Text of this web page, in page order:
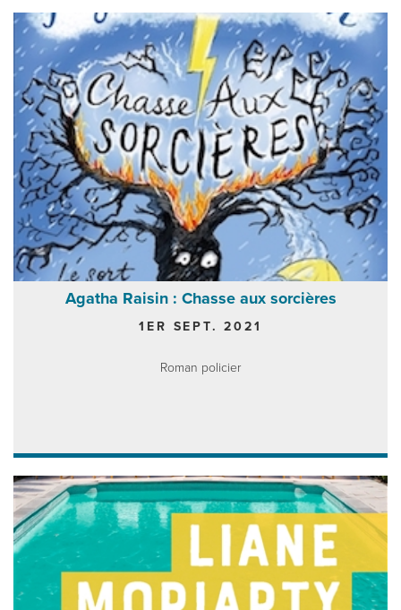
Agatha Raisin : Chasse aux sorcières
1ER SEPT. 2021
Roman policier